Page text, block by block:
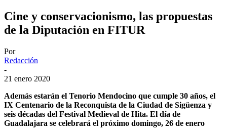
Cine y conservacionismo, las propuestas
de la Diputación en FITUR
Por
Redacción
-
21 enero 2020
Además estarán el Tenorio Mendocino que cumple 30 años, el
IX Centenario de la Reconquista de la Ciudad de Sigüenza y
seis décadas del Festival Medieval de Hita. El día de
Guadalajara se celebrará el próximo domingo, 26 de enero